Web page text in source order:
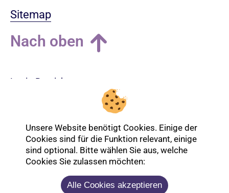
Sitemap
Nach oben
Login-Bereich
Unsere Website benötigt Cookies. Einige der
Cookies sind für die Funktion relevant, einige
sind optional. Bitte wählen Sie aus, welche
Cookies Sie zulassen möchten:
Alle Cookies akzeptieren